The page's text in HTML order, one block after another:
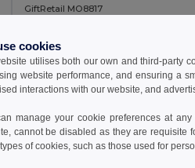
GiftRetail MO8817
Přidat do košíku
cookies
utilises both our own and third-party
website performance, and ensuring a
interactions with our website, and
manage your cookie preferences at
cannot be disabled as they are requisite
of cookies, such as those used for